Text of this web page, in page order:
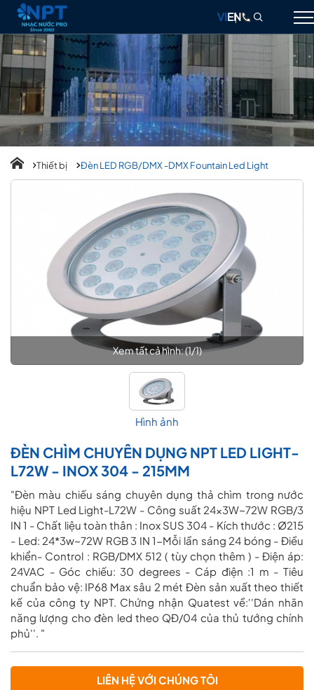
GIỚI THIỆU
NHẠC NƯỚC
ĐÀI PHUN NƯỚC
THIẾT BỊ
THIẾT KẾ & THI CÔNG
LIÊN HỆ
VIEN
Thiết bị Đèn LED RGB/DMX -DMX Fountain Led Light
Xem tất cả hình: (1/1)
Hình ảnh
ĐÈN CHÌM CHUYÊN DỤNG NPT LED LIGHT-
L72W - INOX 304 - 215MM
"Đèn màu chiếu sáng chuyên dụng thả chìm trong nước
hiệu NPT Led Light-L72W - Công suất 24x3W~72W RGB/3
IN 1 - Chất liệu toàn thân : Inox SUS 304 - Kích thước : Ø215
- Led: 24*3w~72W RGB 3 IN 1-Mỗi lần sáng 24 bóng - Điều
khiển- Control : RGB/DMX 512 ( tùy chọn thêm ) - Điện áp:
24VAC - Góc chiếu: 30 degrees - Cáp điện :1 m - Tiêu
chuẩn bảo vệ: IP68 Max sâu 2 mét Đèn sản xuất theo thiết
kế của công ty NPT. Chứng nhận Quatest về:''Dán nhãn
năng lượng cho đèn led theo QĐ/04 của thủ tướng chính
phủ''. "
LIÊN HỆ VỚI CHÚNG TÔI